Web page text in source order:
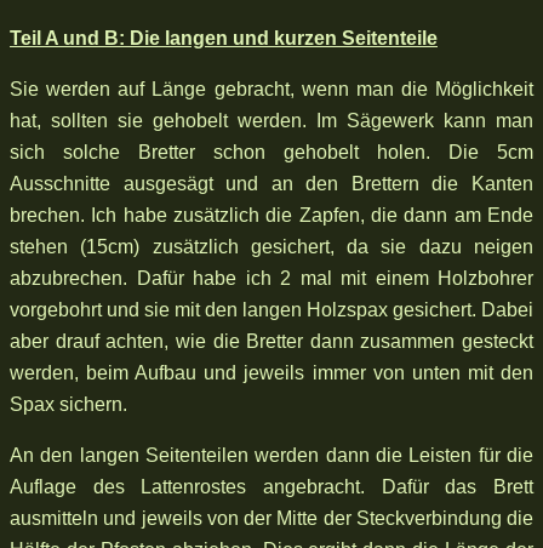
Teil A und B: Die langen und kurzen Seitenteile
Sie werden auf Länge gebracht, wenn man die Möglichkeit
hat, sollten sie gehobelt werden. Im Sägewerk kann man
sich solche Bretter schon gehobelt holen. Die 5cm
Ausschnitte ausgesägt und an den Brettern die Kanten
brechen. Ich habe zusätzlich die Zapfen, die dann am Ende
stehen (15cm) zusätzlich gesichert, da sie dazu neigen
abzubrechen. Dafür habe ich 2 mal mit einem Holzbohrer
vorgebohrt und sie mit den langen Holzspax gesichert. Dabei
aber drauf achten, wie die Bretter dann zusammen gesteckt
werden, beim Aufbau und jeweils immer von unten mit den
Spax sichern.
An den langen Seitenteilen werden dann die Leisten für die
Auflage des Lattenrostes angebracht. Dafür das Brett
ausmitteln und jeweils von der Mitte der Steckverbindung die